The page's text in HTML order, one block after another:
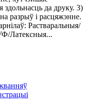
да друку. 3)
разрыў і расцяжэнне.
Растваральныя/
Латексныя...